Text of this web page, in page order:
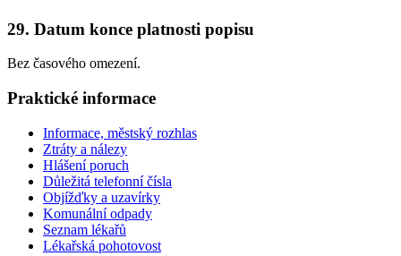
29. Datum konce platnosti popisu
Bez časového omezení.
Praktické informace
Informace, městský rozhlas
Ztráty a nálezy
Hlášení poruch
Důležitá telefonní čísla
Objížďky a uzavírky
Komunální odpady
Seznam lékařů
Lékařská pohotovost